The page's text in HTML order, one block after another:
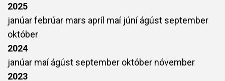
2025
janúarfebrúar mars apríl maí júníágúst september
október
2024
janúar maíágúst september október nóvember
2023